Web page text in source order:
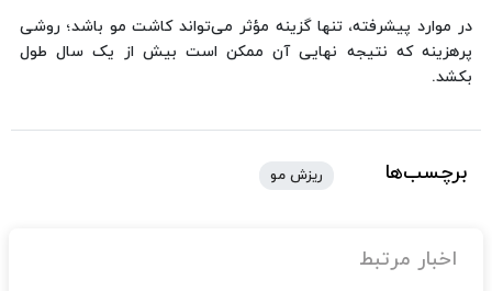
در موارد پیشرفته، تنها گزینه مؤثر می‌تواند کاشت مو باشد؛ روشی
پرهزینه که نتیجه نهایی آن ممکن است بیش از یک سال طول
بکشد.
برچسب‌ها ریزش مو
اخبار مرتبط